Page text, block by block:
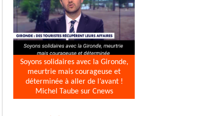
Soyons solidaires avec la Gironde,
meurtrie mais courageuse et
déterminée à aller de l’avant !
Michel Taube sur Cnews